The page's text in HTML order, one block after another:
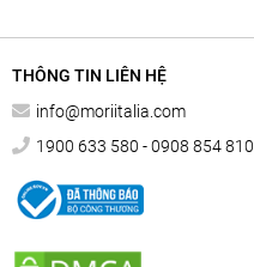
THÔNG TIN LIÊN HỆ
info@moriitalia.com
1900 633 580 - 0908 854 810